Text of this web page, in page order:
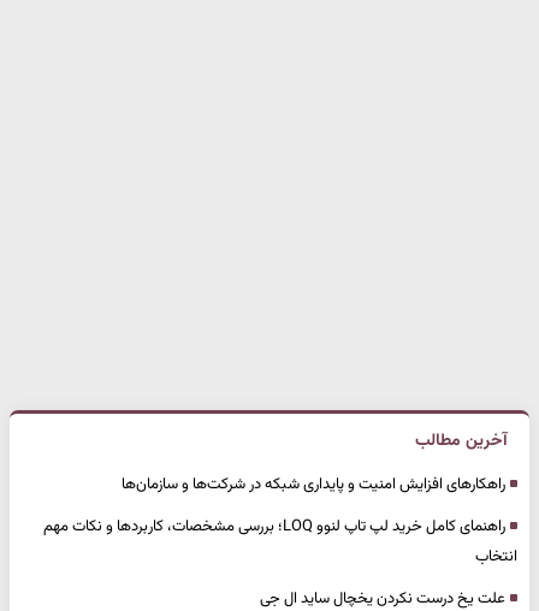
آخرین مطالب
راهکارهای افزایش امنیت و پایداری شبکه در شرکت‌ها و سازمان‌ها
راهنمای کامل خرید لپ تاپ لنوو LOQ؛ بررسی مشخصات، کاربردها و نکات مهم
انتخاب
علت یخ درست نکردن یخچال ساید ال جی